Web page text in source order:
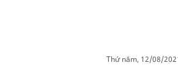
thứ năm, 12/08/